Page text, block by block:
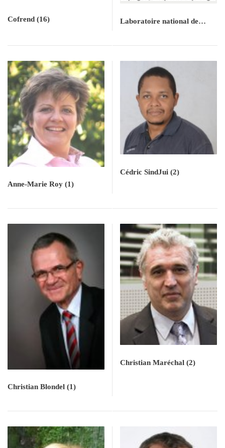
Cofrend (16)
Laboratoire national de
Anne-Marie Roy (1)
Cédric SindJui (2)
Christian Blondel (1)
Christian Maréchal (2)